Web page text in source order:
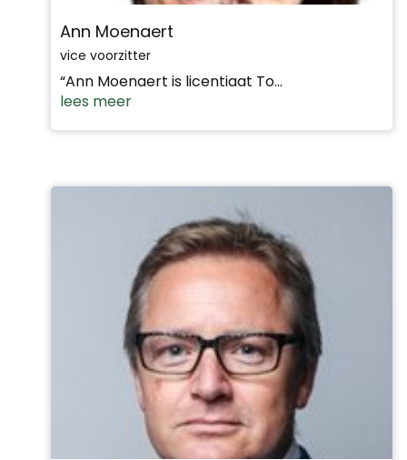
Ann Moenaert
vice voorzitter
“Ann Moenaert is licentiaat To...
lees meer